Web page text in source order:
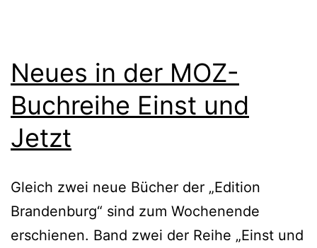
Neues in der MOZ-
Buchreihe Einst und
Jetzt
Gleich zwei neue Bücher der „Edition
Brandenburg“ sind zum Wochenende
erschienen. Band zwei der Reihe „Einst und